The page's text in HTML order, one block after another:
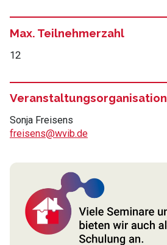
Max. Teilnehmerzahl
12
Veranstaltungsorganisation
Sonja Freisens
freisens@wvib.de